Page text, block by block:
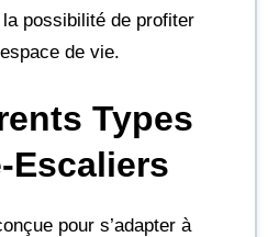
possibilité de profiter
de vie.
Types
Escaliers
pour s’adapter à